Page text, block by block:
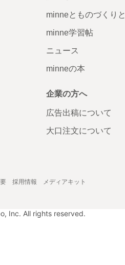
minneとものづくりと
minne学習帖
ニュース
minneの本
企業の方へ
広告出稿について
大口注文について
採用情報 メディアキット
Inc. All rights reserved.